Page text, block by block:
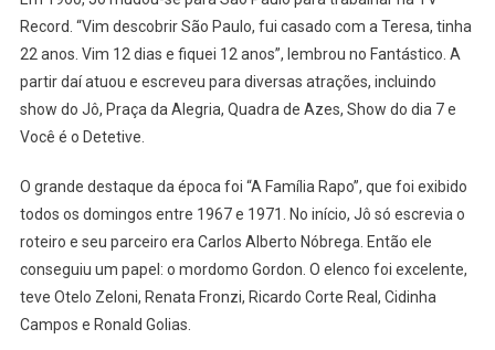
Record. “Vim descobrir São Paulo, fui casado com a Teresa, tinha
22 anos. Vim 12 dias e fiquei 12 anos”, lembrou no Fantástico. A
partir daí atuou e escreveu para diversas atrações, incluindo
show do Jô, Praça da Alegria, Quadra de Azes, Show do dia 7 e
Você é o Detetive.
O grande destaque da época foi “A Família Rapo”, que foi exibido
todos os domingos entre 1967 e 1971. No início, Jô só escrevia o
roteiro e seu parceiro era Carlos Alberto Nóbrega. Então ele
conseguiu um papel: o mordomo Gordon. O elenco foi excelente,
teve Otelo Zeloni, Renata Fronzi, Ricardo Corte Real, Cidinha
Campos e Ronald Golias.